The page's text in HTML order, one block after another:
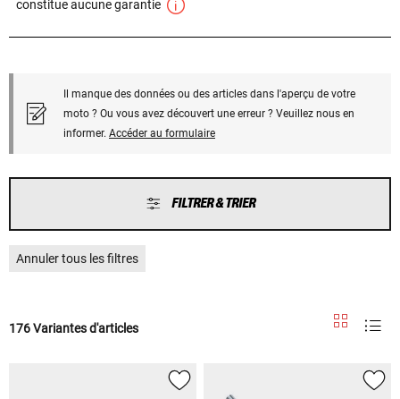
constitue aucune garantie
Il manque des données ou des articles dans l'aperçu de votre
moto ? Ou vous avez découvert une erreur ? Veuillez nous en
informer. Accéder au formulaire
FILTRER & TRIER
Annuler tous les filtres
176 Variantes d'articles